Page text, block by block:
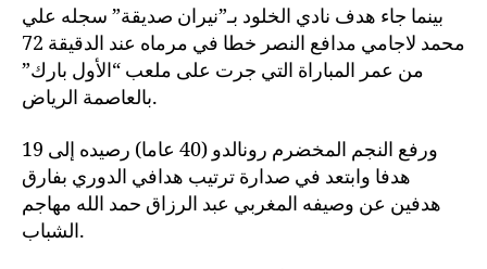
بينما جاء هدف نادي الخلود بـ”نيران صديقة” سجله علي
محمد لاجامي مدافع النصر خطا في مرماه عند الدقيقة 72
من عمر المباراة التي جرت على ملعب “الأول بارك”
بالعاصمة الرياض.
ورفع النجم المخضرم رونالدو (40 عاما) رصيده إلى 19
هدفا وابتعد في صدارة ترتيب هدافي الدوري بفارق
هدفين عن وصيفه المغربي عبد الرزاق حمد الله مهاجم
الشباب.